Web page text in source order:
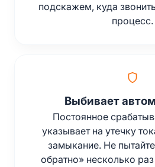
подскажем, куда
процесс.
Выбивает
Постоянное
указывает на утечку
замыкание. Не
обратно» несколько